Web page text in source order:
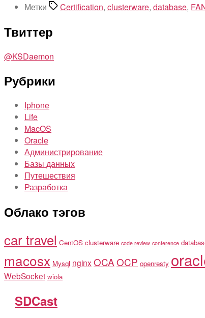
Метки
Certification, clusterware, database,
Твиттер
@KSDaemon
Рубрики
Iphone
Life
MacOS
Oracle
Администрирование
Базы данных
Путешествия
Разработка
Облако тэгов
car travel CentOS clusterware code review conference
macosx Mysql nginx OCAOCP openresty
WebSocket wiola
SDCast